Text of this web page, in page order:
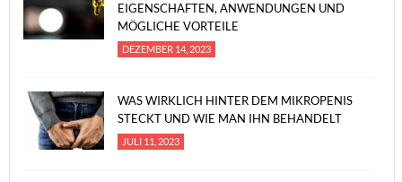
EIGENSCHAFTEN, ANWENDUNGEN UND
MÖGLICHE VORTEILE
DEZEMBER 14, 2023
WAS WIRKLICH HINTER DEM MIKROPENIS
STECKT UND WIE MAN IHN BEHANDELT
JULI 11, 2023